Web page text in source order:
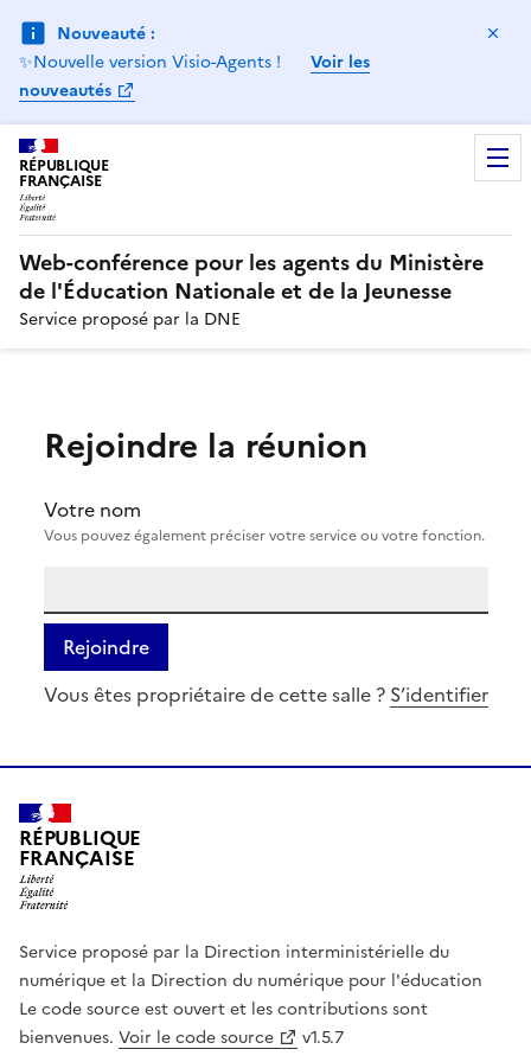
Nouveauté :
✨Nouvelle version Visio-Agents !
Voir les
nouveautés
RÉPUBLIQUE
FRANÇAISE
Web-conférence pour les agents du Ministère
de l'Éducation Nationale et de la Jeunesse
Service proposé par la DNE
Rejoindre la réunion
Votre nom
Vous pouvez également préciser votre service ou votre fonction.
Rejoindre
Vous êtes propriétaire de cette salle ? S’identifier
RÉPUBLIQUE
FRANÇAISE
Service proposé par la Direction interministérielle du
numérique et la Direction du numérique pour l'éducation
Le code source est ouvert et les contributions sont
bienvenues. Voir le code source v1.5.7